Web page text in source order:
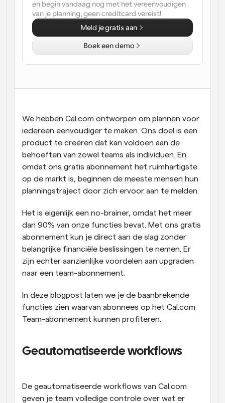
Workflow
Automatiseer planning en herinneringen
Blog
Blijf op de hoogte van het laatste nieuws en updates
Instant Vergaderingen
Boek naadloos vergaderingen met meerdere mensen
Ontvang een melding wanneer er iets gebeurt
We hebben Cal.com ontworpen om plannen voor
iedereen eenvoudiger te maken. Ons doel is een
product te creëren dat kan voldoen aan de
behoeften van zowel teams als individuen. En
omdat ons gratis abonnement het ruimhartigste
op de markt is, beginnen de meeste mensen hun
planningstraject door zich ervoor aan te melden.
Het is eigenlijk een no-brainer, omdat het meer
dan 90% van onze functies bevat. Met ons gratis
abonnement kun je direct aan de slag zonder
belangrijke financiële beslissingen te nemen. Er
zijn echter aanzienlijke voordelen aan upgraden
naar een team-abonnement.
In deze blogpost laten we je de baanbrekende
functies zien waarvan abonnees op het Cal.com
Team-abonnement kunnen profiteren.
Geautomatiseerde workflows
De geautomatiseerde workflows van Cal.com
geven je team volledige controle over wat er
en begin vandaag nog met het vereenvoudigen
van je planning, geen creditcard vereist!
Meld je gratis aan
Boek een demo